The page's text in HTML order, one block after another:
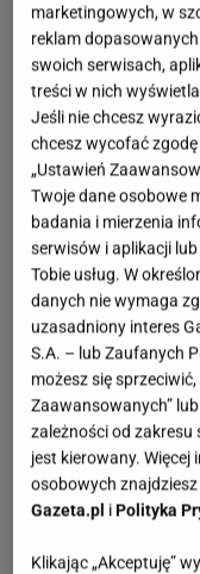
marketingowych, w
reklam
swoich serwisach,
treści w nich
Jeśli nie chcesz
chcesz wycofać
„Ustawień
Twoje dane osobowe
badania i mierzenia
serwisów i aplikacji
Tobie usług. W
danych nie wymaga
uzasadniony interes
S.A. – lub Zaufanych
możesz się
Zaawansowanych”
zależności od
jest kierowany.
osobowych
Gazeta.pl iPolityka
Klikając „Akceptuję”